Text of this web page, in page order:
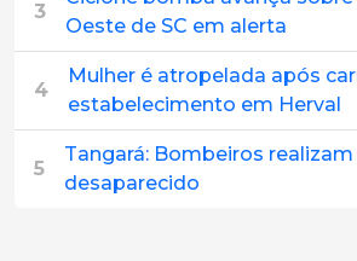
3
Oeste de SC em alerta
4
Mulher é atropelada após
estabelecimento em Herval
5
Tangará: Bombeiros
desaparecido